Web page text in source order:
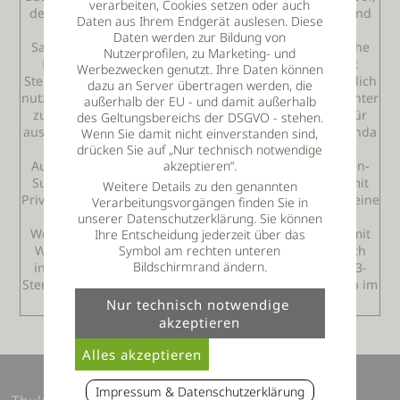
der täglich 24 Stunden geöffnet ist und beim Baden und
Ruhen einen herrlichen Ausblick ins Tal bietet. Für
Saunafreunde steht eine milde Bio-Sauna, die Finnische
Panorama-Außen-Sauna, sowie ein Ruhebereich mit
Sternenhimmel zur Verfügung. Ebenso 24 Stunden täglich
nutzbar ist die Infrarot-Kabine im Saunabereich. Im Winter
zum Kühlen nach der Sauna, oder im Sommer auch für
ausgiebige Sonnenbäder ist die große Panorama-Veranda
vorhanden. Verschiedene Zimmertypen stehen zur
Auswahl. Als besondere Unterkunft gibt es die Themen-
Suiten, wie die Wald-Wellness-Suite, Wellnesssuiten mit
Private-SPA und eine Feng-Shui-Suite. Das Hotel bietet eine
Anzahl verschiedener Pauschalen und
Wellnessarrangements ab zwei Übernachtungen z.T. mit
Wellnesspaket. Das www.thula-landhotel.de stellt auch
individuelle Pauschalen zusammen - immer mit dem 3-
Sterne-Hotel Preisvorteil - für einen gelungenen Urlaub im
Bayerischen Wald!
verarbeiten, Cookies setzen oder auch
Daten aus Ihrem Endgerät auslesen. Diese
Daten werden zur Bildung von
Nutzerprofilen, zu Marketing- und
Werbezwecken genutzt. Ihre Daten können
dazu an Server übertragen werden, die
außerhalb der EU - und damit außerhalb
des Geltungsbereichs der DSGVO - stehen.
Wenn Sie damit nicht einverstanden sind,
drücken Sie auf „Nur technisch notwendige
akzeptieren“.
Weitere Details zu den genannten
Verarbeitungsvorgängen finden Sie in
unserer Datenschutzerklärung. Sie können
Ihre Entscheidung jederzeit über das
Symbol am rechten unteren
Bildschirmrand ändern.
Impressum & Datenschutzerklärung